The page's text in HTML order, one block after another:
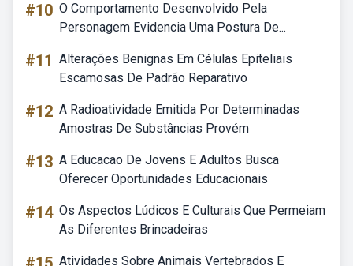
#10 O Comportamento Desenvolvido Pela
Personagem Evidencia Uma Postura De...
#11 Alterações Benignas Em Células Epiteliais
Escamosas De Padrão Reparativo
#12 A Radioatividade Emitida Por Determinadas
Amostras De Substâncias Provém
#13 A Educacao De Jovens E Adultos Busca
Oferecer Oportunidades Educacionais
#14 Os Aspectos Lúdicos E Culturais Que Permeiam
As Diferentes Brincadeiras
Atividades Sobre Animais Vertebrados E